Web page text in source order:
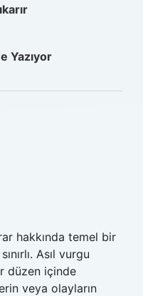
Yazıyor
hakkında temel bir
Asıl vurgu
düzen içinde
veya olayların